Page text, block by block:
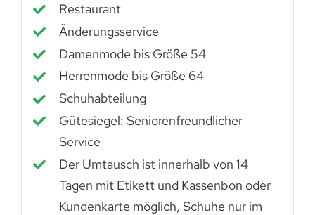
Restaurant
Änderungsservice
Damenmode bis Größe 54
Herrenmode bis Größe 64
Schuhabteilung
Gütesiegel: Seniorenfreundlicher
Service
Der Umtausch ist innerhalb von 14
Tagen mit Etikett und Kassenbon oder
Kundenkarte möglich, Schuhe nur im